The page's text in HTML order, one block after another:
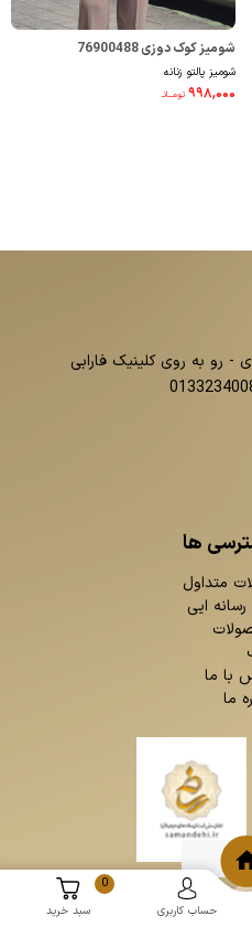
شومیز کوک دوزی 76900488
شومیز پالتو زنانه
۹۹۸,۰۰۰ تومــانـ
رو به روی کلینیک فارابی
ها
متداول
ایی
با ما
ما
حساب کاربری
0
سبد خرید